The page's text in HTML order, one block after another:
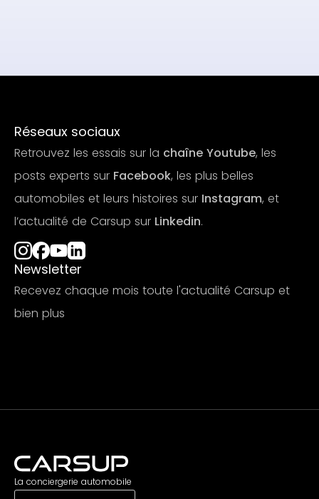
Réseaux sociaux
Retrouvez les essais sur la chaîne Youtube, les
posts experts sur Facebook, les plus belles
automobiles et leurs histoires sur Instagram, et
l’actualité de Carsup sur Linkedin.
Newsletter
Recevez chaque mois toute l'actualité Carsup et
bien plus
La conciergerie automobile